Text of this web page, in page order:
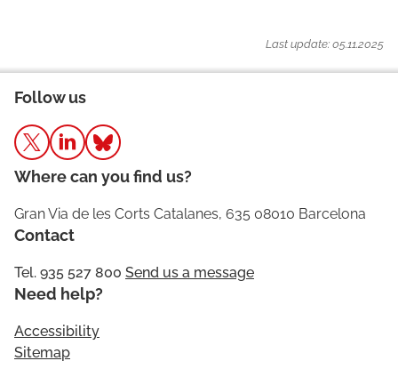
Last update: 05.11.2025
Follow us
Where can you find us?
Gran Via de les Corts Catalanes, 635 08010 Barcelona
Contact
Tel. 935 527 800 Send us a message
Need help?
Accessibility
Sitemap